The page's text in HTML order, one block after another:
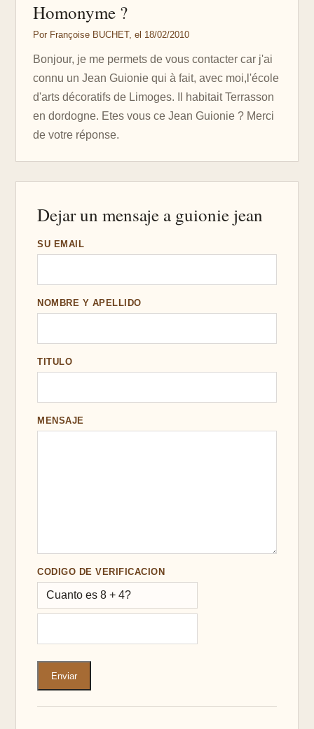
Homonyme ?
Por Françoise BUCHET, el 18/02/2010
Bonjour, je me permets de vous contacter car j'ai
connu un Jean Guionie qui à fait, avec moi,l'école
d'arts décoratifs de Limoges. Il habitait Terrasson
en dordogne. Etes vous ce Jean Guionie ? Merci
de votre réponse.
Dejar un mensaje a guionie jean
SU EMAIL
NOMBRE Y APELLIDO
TITULO
MENSAJE
CODIGO DE VERIFICACION
Cuanto es 8 + 4?
Enviar